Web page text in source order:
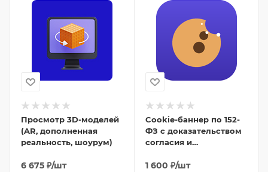
Просмотр 3D-моделей
(AR, дополненная
реальность, шоурум)
6 675 ₽/шт
Cookie-баннер по 152-
ФЗ с доказательством
согласия и
1 600 ₽/шт